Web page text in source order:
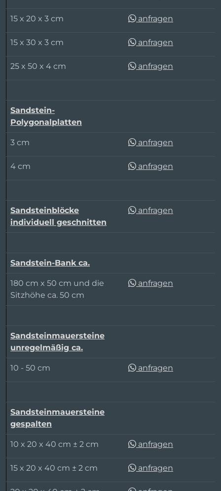
15 x 20 x 3 cm anfragen
15 x 30 x 3 cm anfragen
25 x 50 x 4 cm anfragen
Sandstein-
Polygonalplatten
3 cm anfragen
4 cm anfragen
Sandsteinblöcke
individuell geschnitten
anfragen
Sandstein-Bank ca.
180 cm x 50 cm und die
Sitzhöhe ca. 50 cm
anfragen
Sandsteinmauersteine
unregelmäßig ca.
10 - 50 cm anfragen
Sandsteinmauersteine
gespalten
10 x 20 x 40 cm ± 2 cm anfragen
15 x 20 x 40 cm ± 2 cm anfragen